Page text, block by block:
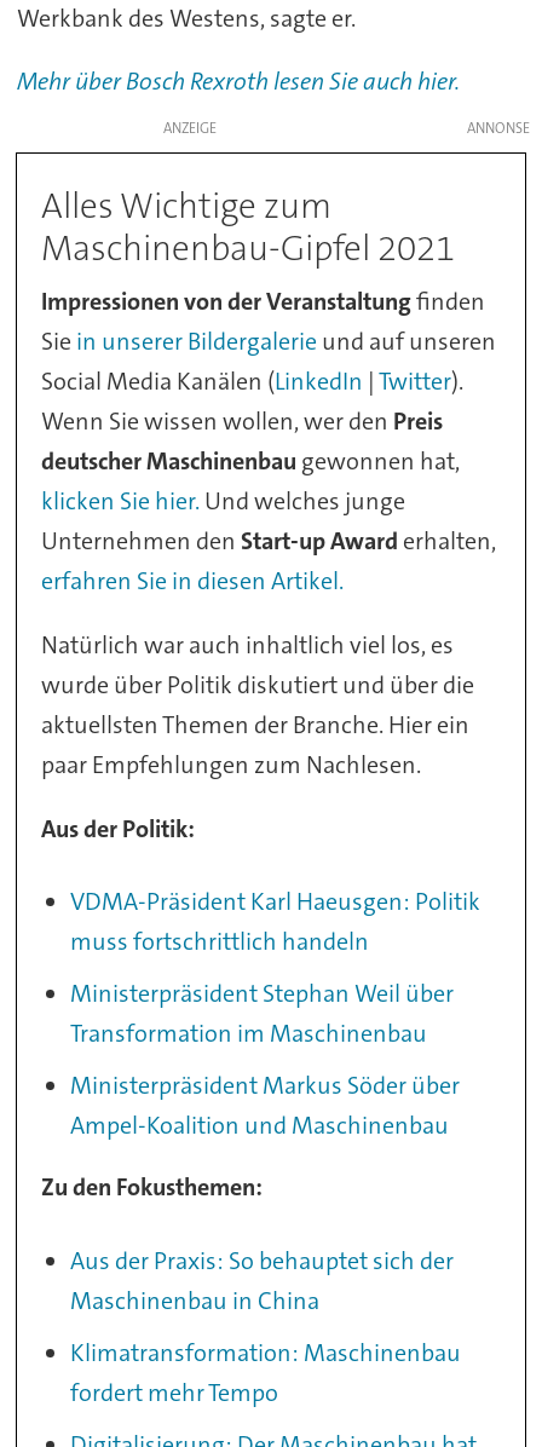
Werkbank des Westens, sagte er.
Mehr über Bosch Rexroth lesen Sie auch hier.
ANZEIGE
Alles Wichtige zum
Maschinenbau-Gipfel 2021
Impressionen von der Veranstaltungfinden
Sie in unserer Bildergalerie und auf unseren
Social Media Kanälen (LinkedIn |Twitter).
Wenn Sie wissen wollen, wer den Preis
deutscher Maschinenbau gewonnen hat,
klicken Sie hier. Und welches junge
Unternehmen denStart-up Award erhalten,
erfahren Sie in diesen Artikel.
Natürlich war auch inhaltlich viel los, es
wurde über Politik diskutiert und über die
aktuellsten Themen der Branche. Hier ein
paar Empfehlungen zum Nachlesen.
Aus der Politik:
VDMA-Präsident Karl Haeusgen: Politik
muss fortschrittlich handeln
Ministerpräsident Stephan Weil über
Transformation im Maschinenbau
Ministerpräsident Markus Söder über
Ampel-Koalition und Maschinenbau
Zu den Fokusthemen:
Aus der Praxis: So behauptet sich der
Maschinenbau in China
Klimatransformation: Maschinenbau
fordert mehr Tempo